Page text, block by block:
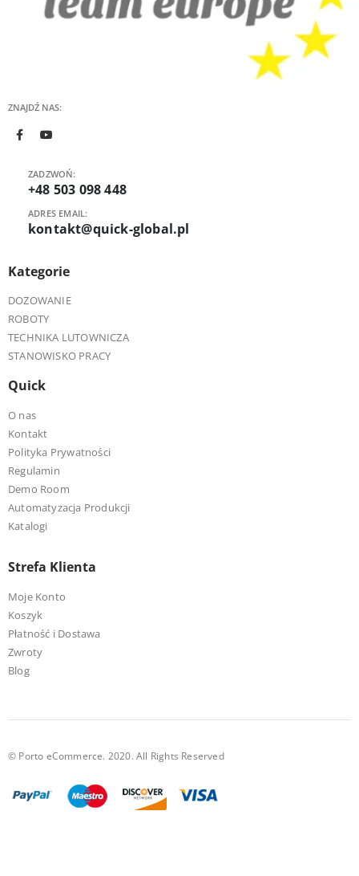
ZNAJDŹ NAS:
ZADZWOŃ:
+48 503 098 448
ADRES EMAIL:
kontakt@quick-global.pl
Kategorie
DOZOWANIE
ROBOTY
TECHNIKA LUTOWNICZA
STANOWISKO PRACY
Quick
O nas
Kontakt
Polityka Prywatności
Regulamin
Demo Room
Automatyzacja Produkcji
Katalogi
Strefa Klienta
Moje Konto
Koszyk
Płatność i Dostawa
Zwroty
Blog
© Porto eCommerce. 2020. All Rights Reserved